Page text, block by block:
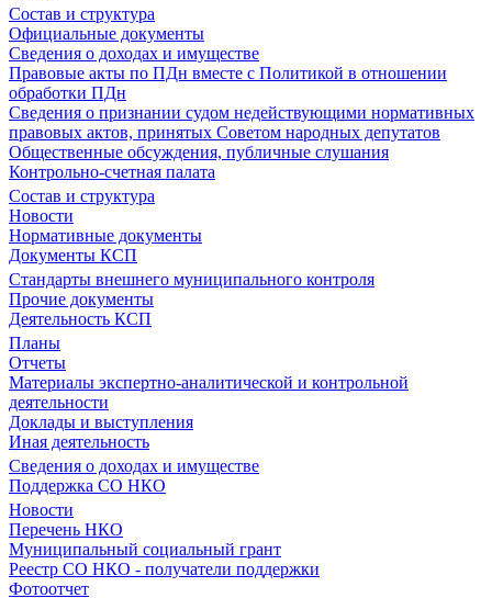
Состав и структура
Официальные документы
Сведения о доходах и имуществе
Правовые акты по ПДн вместе с Политикой в отношении
обработки ПДн
Сведения о признании судом недействующими нормативных
правовых актов, принятых Советом народных депутатов
Общественные обсуждения, публичные слушания
Контрольно-счетная палата
Состав и структура
Новости
Нормативные документы
Документы КСП
Стандарты внешнего муниципального контроля
Прочие документы
Деятельность КСП
Планы
Отчеты
Материалы экспертно-аналитической и контрольной
деятельности
Доклады и выступления
Иная деятельность
Сведения о доходах и имуществе
Поддержка СО НКО
Новости
Перечень НКО
Муниципальный социальный грант
Реестр СО НКО - получатели поддержки
Фотоотчет